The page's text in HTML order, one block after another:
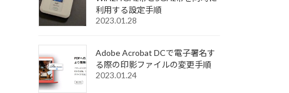
利用する設定手順
2023.01.28
Adobe Acrobat DCで電子署名す
る際の印影ファイルの変更手順
2023.01.24